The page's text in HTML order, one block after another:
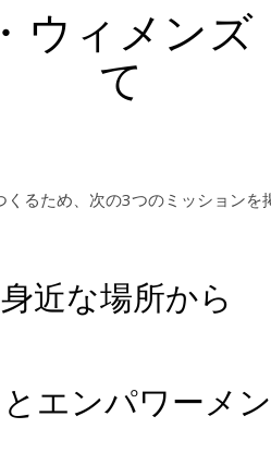
ウィメン
て
るため、次の3つのミッションを
近な場所から
エンパワーメ